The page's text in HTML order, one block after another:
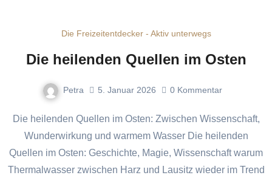
Die Freizeitentdecker - Aktiv unterwegs
Die heilenden Quellen im Osten
Petra 5. Januar 2026 0 Kommentar
Die heilenden Quellen im Osten: Zwischen Wissenschaft,
Wunderwirkung und warmem Wasser Die heilenden
Quellen im Osten: Geschichte, Magie, Wissenschaft warum
Thermalwasser zwischen Harz und Lausitz wieder im Trend